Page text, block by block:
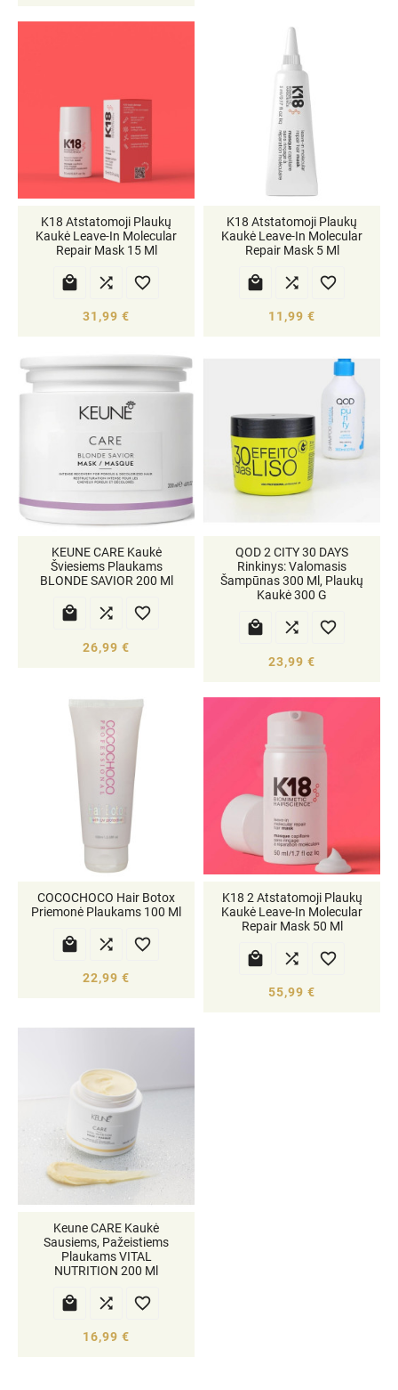
K18 Atstatomoji Plaukų
Kaukė Leave-In Molecular
Repair Mask 15 Ml
  
31,99 €
K18 Atstatomoji Plaukų
Kaukė Leave-In Molecular
Repair Mask 5 Ml
  
11,99 €
KEUNE CARE Kaukė
Šviesiems Plaukams
BLONDE SAVIOR 200 Ml
  
26,99 €
QOD 2 CITY 30 DAYS
Rinkinys: Valomasis
Šampūnas 300 Ml, Plaukų
Kaukė 300 G
  
23,99 €
COCOCHOCO Hair Botox
Priemonė Plaukams 100 Ml
  
22,99 €
K18 2 Atstatomoji Plaukų
Kaukė Leave-In Molecular
Repair Mask 50 Ml
  
55,99 €
Keune CARE Kaukė
Sausiems, Pažeistiems
Plaukams VITAL
NUTRITION 200 Ml
  
16,99 €